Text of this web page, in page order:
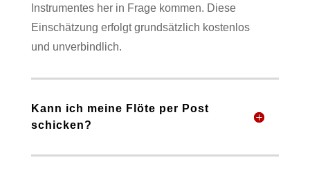
Instrumentes her in Frage kommen. Diese
Einschätzung erfolgt grundsätzlich kostenlos
und unverbindlich.
Kann ich meine Flöte per Post
schicken?